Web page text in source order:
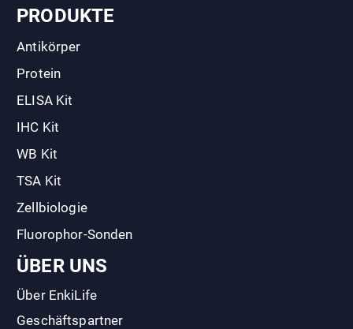
PRODUKTE
Antikörper
Protein
ELISA Kit
IHC Kit
WB Kit
TSA Kit
Zellbiologie
Fluorophor-Sonden
ÜBER UNS
Über EnkiLife
Geschäftspartner